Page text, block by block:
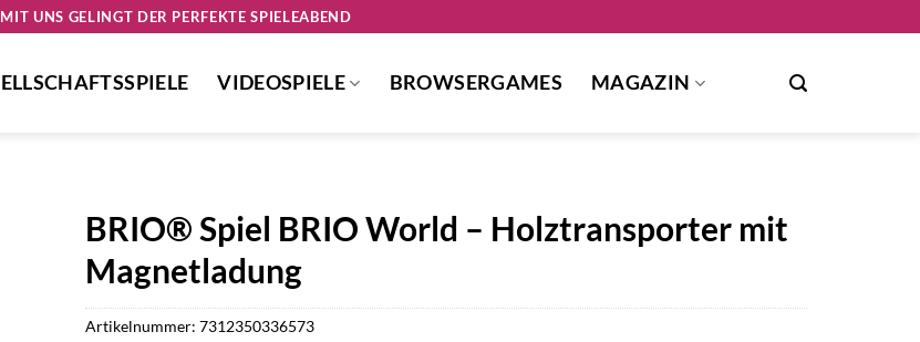
MIT UNS GELINGT DER PERFEKTE SPIELEABEND
VIDEOSPIELE BROWSERGAMES MAGAZIN
BRIO® Spiel BRIO World – Holztransporter mit
Magnetladung
Artikelnummer: 7312350336573